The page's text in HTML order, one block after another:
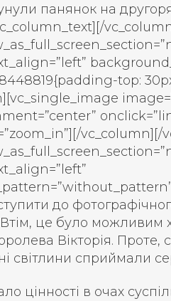
панянок на
top:
vc_column][/
до
це було можливим
Вікторія. Проте,
світлини сприймали
цінності в очах